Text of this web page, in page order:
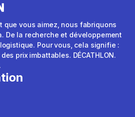
que vous aimez, nous fabriquons
De la recherche et développement
Pour vous, cela signifie :
prix imbattables. DÉCATHLON.